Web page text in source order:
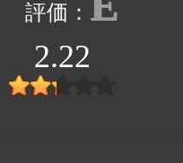
2.22